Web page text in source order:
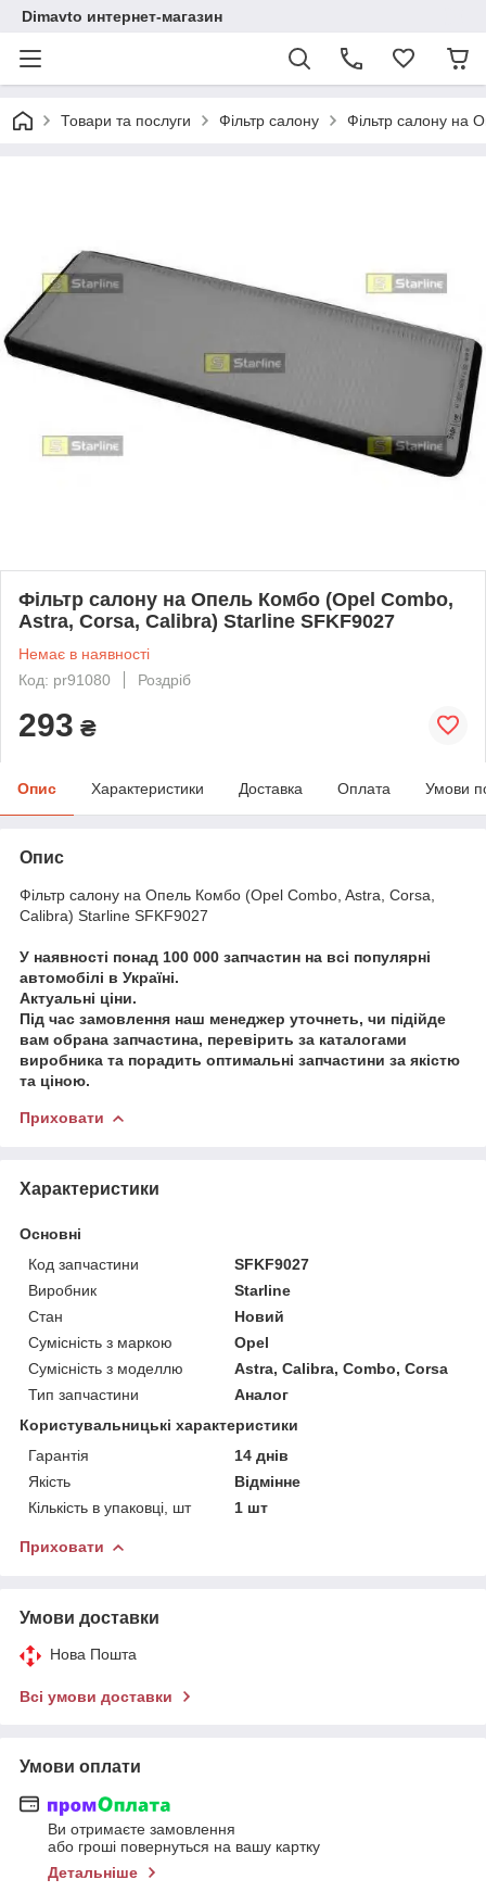
Dimavto интернет-магазин
Товари та послуги Фільтр салону Фільтр салону на
Фільтр салону на Опель Комбо (Opel Combo,
Astra, Corsa, Calibra) Starline SFKF9027
Немає в наявності
Код: pr91080
Роздріб
293 ₴
Опис Характеристики Доставка Оплата Умови
Опис
Фільтр салону на Опель Комбо (Opel Combo, Astra, Corsa,
Calibra) Starline SFKF9027
У наявності понад 100 000 запчастин на всі популярні
автомобілі в Україні.
Актуальні ціни.
Під час замовлення наш менеджер уточнеть, чи підійде
вам обрана запчастина, перевірить за каталогами
виробника та порадить оптимальні запчастини за якістю
та ціною.
Приховати
Характеристики
Основні
Код запчастини
SFKF9027
Виробник
Starline
Стан
Новий
Сумісність з маркою
Opel
Сумісність з моделлю
Astra, Calibra, Combo, Corsa
Тип запчастини
Аналог
Користувальницькі характеристики
Гарантія
14 днів
Якість
Відмінне
Кількість в упаковці, шт
1 шт
Приховати
Умови доставки
Нова Пошта
Всі умови доставки
Умови оплати
Ви отримаєте замовлення
або гроші повернуться на вашу картку
Детальніше